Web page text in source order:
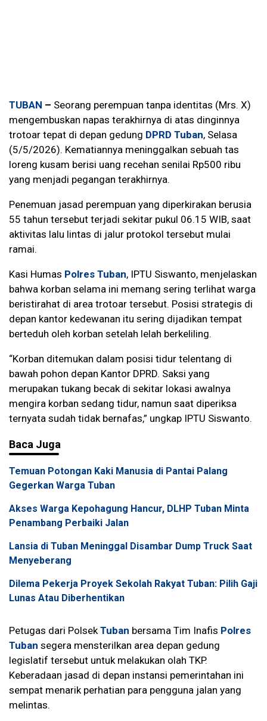
TUBAN – Seorang perempuan tanpa identitas (Mrs. X)
mengembuskan napas terakhirnya di atas dinginnya
trotoar tepat di depan gedung DPRD Tuban, Selasa
(5/5/2026). Kematiannya meninggalkan sebuah tas
loreng kusam berisi uang recehan senilai Rp500 ribu
yang menjadi pegangan terakhirnya.
Penemuan jasad perempuan yang diperkirakan berusia
55 tahun tersebut terjadi sekitar pukul 06.15 WIB, saat
aktivitas lalu lintas di jalur protokol tersebut mulai
ramai.
Kasi Humas Polres Tuban, IPTU Siswanto, menjelaskan
bahwa korban selama ini memang sering terlihat warga
beristirahat di area trotoar tersebut. Posisi strategis di
depan kantor kedewanan itu sering dijadikan tempat
berteduh oleh korban setelah lelah berkeliling.
“Korban ditemukan dalam posisi tidur telentang di
bawah pohon depan Kantor DPRD. Saksi yang
merupakan tukang becak di sekitar lokasi awalnya
mengira korban sedang tidur, namun saat diperiksa
ternyata sudah tidak bernafas,” ungkap IPTU Siswanto.
Baca Juga
Temuan Potongan Kaki Manusia di Pantai Palang
Gegerkan Warga Tuban
Akses Warga Kepohagung Hancur, DLHP Tuban Minta
Penambang Perbaiki Jalan
Lansia di Tuban Meninggal Disambar Dump Truck Saat
Menyeberang
Dilema Pekerja Proyek Sekolah Rakyat Tuban: Pilih Gaji
Lunas Atau Diberhentikan
Petugas dari PolsekTuban bersama Tim Inafis Polres
Tuban segera mensterilkan area depan gedung
legislatif tersebut untuk melakukan olah TKP.
Keberadaan jasad di depan instansi pemerintahan ini
sempat menarik perhatian para pengguna jalan yang
melintas.